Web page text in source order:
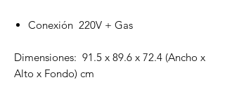
Conexión 220V + Gas
Dimensiones: 91.5 x 89.6 x 72.4 (Ancho x
Alto x Fondo) cm